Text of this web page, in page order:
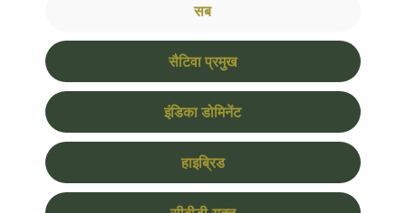
सब
सैटिवा प्रमुख
इंडिका डोमिनेंट
हाइब्रिड